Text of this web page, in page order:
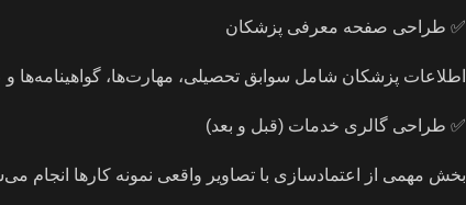
✅ طراحی صفحه معرفی پزشکان
اطلاعات پزشکان شامل سوابق تحصیلی، مهارت‌ها،
✅ طراحی گالری خدمات (قبل و بعد)
بخش مهمی از اعتمادسازی با تصاویر واقعی نمونه‌ کارها انجام